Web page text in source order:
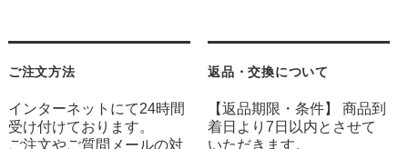
ご注文方法
インターネットにて24時間
受け付けております。
ご注文やご質問メールの対
返品・交換について
【返品期限・条件】 商品到
着日より7日以内とさせて
いただきます。